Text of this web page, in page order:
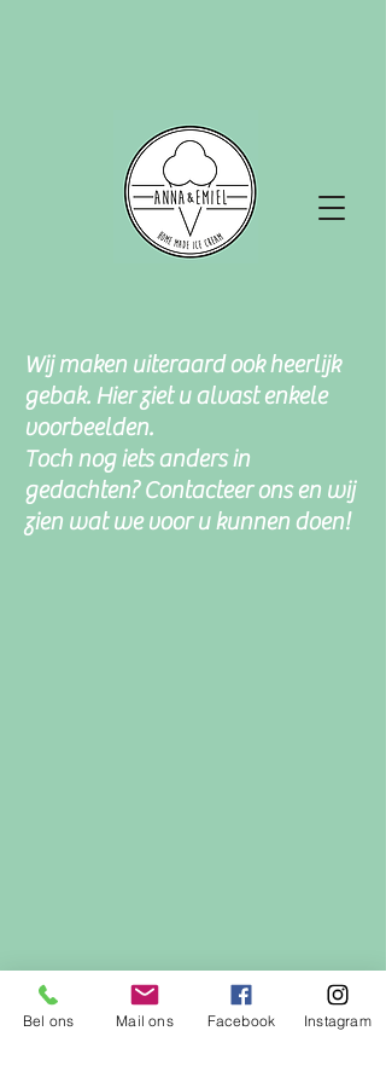
Wij maken uiteraard ook heerlijk
gebak. Hier ziet u alvast enkele
voorbeelden.
Toch nog iets anders in
gedachten? Contacteer ons en wij
zien wat we voor u kunnen doen!
Bel ons Mail ons Facebook Instagram